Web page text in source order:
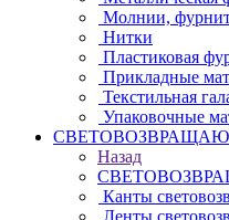
Молнии,
Нитки
Пластиковая
Прикладные
Текстильная
Упаковочные
Назад
Канты
Ленты